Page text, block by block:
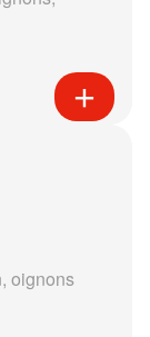
oignons